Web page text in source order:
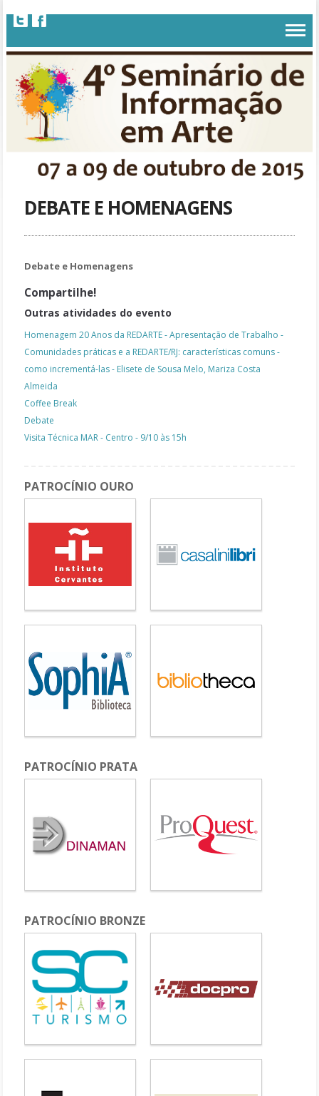
DEBATE E HOMENAGENS
Debate e Homenagens
Compartilhe!
Outras atividades do evento
Homenagem 20 Anos da REDARTE - Apresentação de Trabalho -
Comunidades práticas e a REDARTE/RJ: características comuns -
como incrementá-las - Elisete de Sousa Melo, Mariza Costa
Almeida
Coffee Break
Debate
Visita Técnica MAR - Centro - 9/10 às 15h
PATROCÍNIO OURO
PATROCÍNIO PRATA
PATROCÍNIO BRONZE